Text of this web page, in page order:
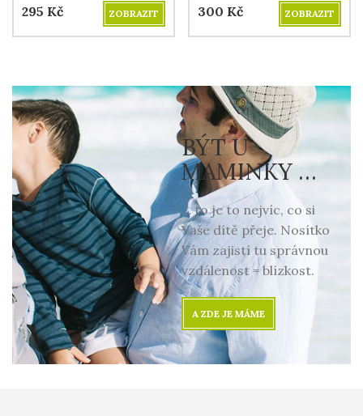
295 Kč ZOBRAZIT 300 Kč ZOBRAZIT
BÝT U
MAMINKY …
… to je to nejvíc, co si
Vaše dítě přeje. Nosítko
Vám zajistí tu správnou
vzdálenost = blízkost.
A ZDE JE MÁME